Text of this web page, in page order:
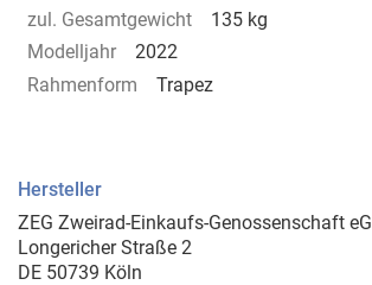
zul. Gesamtgewicht
135 kg
Modelljahr
2022
Rahmenform
Trapez
Hersteller
ZEG Zweirad-Einkaufs-Genossenschaft eG
Longericher Straße 2
DE 50739 Köln